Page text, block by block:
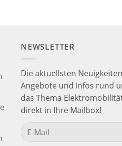
NEWSLETTER
Die aktuellsten
Angebote und Infos rund
das Thema
direkt in Ihre Mailbox!